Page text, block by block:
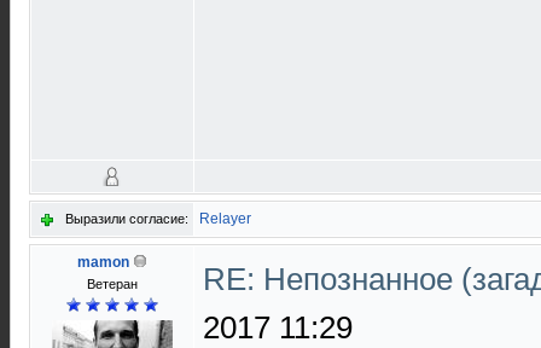
Выразили согласие: Relayer
mamon
Ветеран
RE: Непознанное
2017 11:29